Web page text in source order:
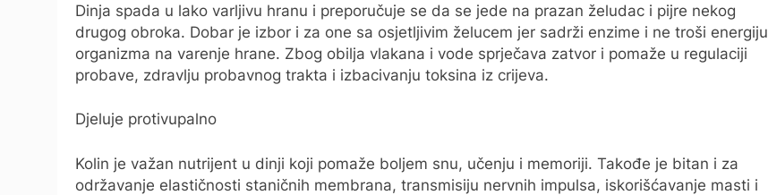
Dinja spada u lako varljivu hranu i preporučuje se da se jede na prazan želudac i pijre nekog
drugog obroka. Dobar je izbor i za one sa osjetljivim želucem jer sadrži enzime i ne troši energiju
organizma na varenje hrane. Zbog obilja vlakana i vode sprječava zatvor i pomaže u regulaciji
probave, zdravlju probavnog trakta i izbacivanju toksina iz crijeva.
Djeluje protivupalno
Kolin je važan nutrijent u dinji koji pomaže boljem snu, učenju i memoriji. Takođe je bitan i za
održavanje elastičnosti staničnih membrana, transmisiju nervnih impulsa, iskorišćavanje masti i